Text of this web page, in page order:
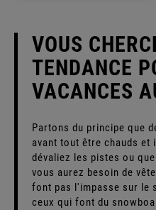
VESTE D’HIVER
VOUS
TENDANCE
VACANCES
Partons du principe que
avant tout être chauds et
dévaliez les pistes ou
vous aurez besoin de
font pas l'impasse sur le
ceux qui font du